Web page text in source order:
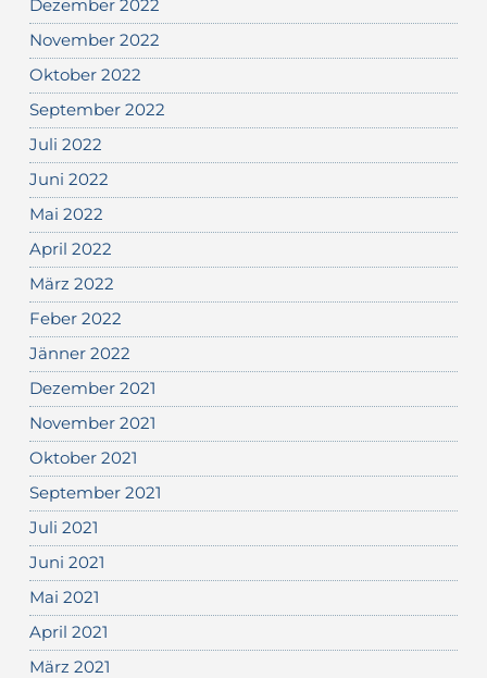
Dezember 2022
November 2022
Oktober 2022
September 2022
Juli 2022
Juni 2022
Mai 2022
April 2022
März 2022
Feber 2022
Jänner 2022
Dezember 2021
November 2021
Oktober 2021
September 2021
Juli 2021
Juni 2021
Mai 2021
April 2021
März 2021